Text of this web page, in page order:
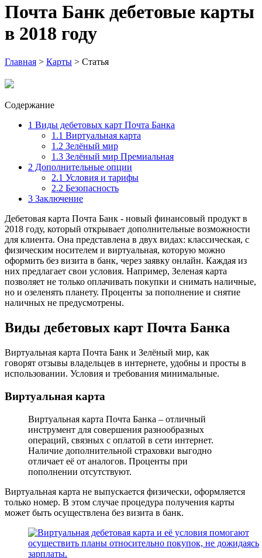
Почта Банк дебетовые карты
в 2018 году
Главная > Карты > Статья
Содержание
1 Виды дебетовых карт Почта Банка
1.1 Виртуальная карта
1.2 Зелёный мир
1.3 Зелёный мир Премиальная
2 Дополнительные опции
2.1 Условия и тарифы
2.2 Безопасность
3 Заключение
Дебетовая карта Почта Банк - новый финансовый продукт в
2018 году, который открывает дополнительные возможности
для клиента. Она представлена в двух видах: классическая, с
физическим носителем и виртуальная, которую можно
оформить без визита в банк, через заявку онлайн. Каждая из
них предлагает свои условия. Например, Зеленая карта
позволяет не только оплачивать покупки и снимать наличные,
но и озеленять планету. Проценты за пополнение и снятие
наличных не предусмотрены.
Виды дебетовых карт Почта Банка
Виртуальная карта Почта Банк и Зелёный мир, как
говорят отзывы владельцев в интернете, удобны и просты в
использовании. Условия и требования минимальные.
Виртуальная карта
Виртуальная карта Почта Банка – отличный
инструмент для совершения разнообразных
операций, связных с оплатой в сети интернет.
Наличие дополнительной страховки выгодно
отличает её от аналогов. Проценты при
пополнении отсутствуют.
Виртуальная карта не выпускается физически, оформляется
только номер. В этом случае процедура получения карты
может быть осуществлена без визита в банк.